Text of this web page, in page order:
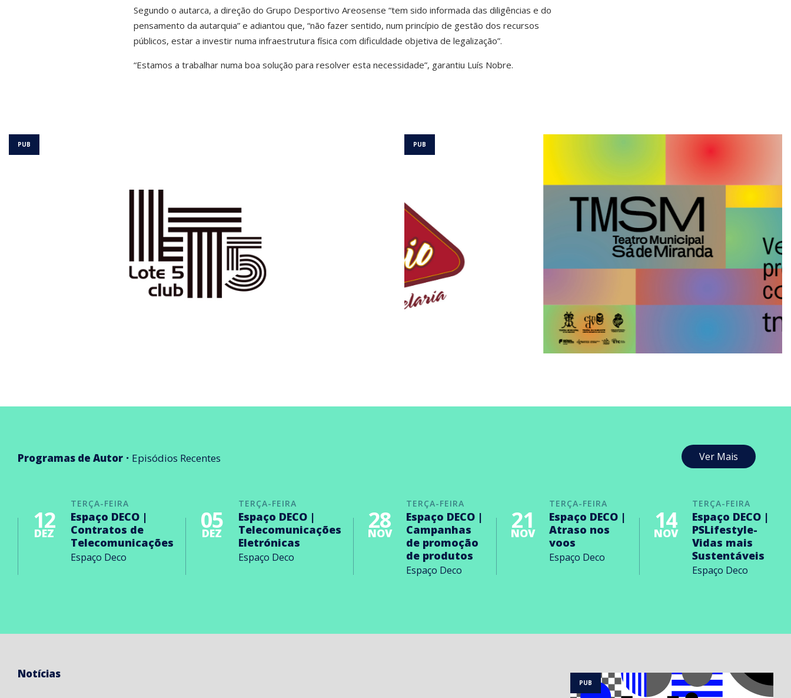
Segundo o autarca, a direção do Grupo Desportivo Areosense “tem sido informada das diligências e do
pensamento da autarquia” e adiantou que, “não fazer sentido, num princípio de gestão dos recursos
públicos, estar a investir numa infraestrutura física com dificuldade objetiva de legalização”.
“Estamos a trabalhar numa boa solução para resolver esta necessidade”, garantiu Luís Nobre.
Programas de Autor Episódios Recentes Ver Mais
TERÇA-FEIRA
12
DEZ
Espaço DECO |
Contratos de
Telecomunicações
Espaço Deco
TERÇA-FEIRA
05
DEZ
Espaço DECO |
Telecomunicações
Eletrónicas
Espaço Deco
TERÇA-FEIRA
28
NOV
Espaço DECO |
Campanhas
de promoção
de produtos
Espaço Deco
TERÇA-FEIRA
21
NOV
Espaço DECO |
Atraso nos
voos
Espaço Deco
TERÇA-FEIRA
14
NOV
Espaço DECO |
PSLifestyle-
Vidas mais
Sustentáveis
Espaço Deco
Notícias